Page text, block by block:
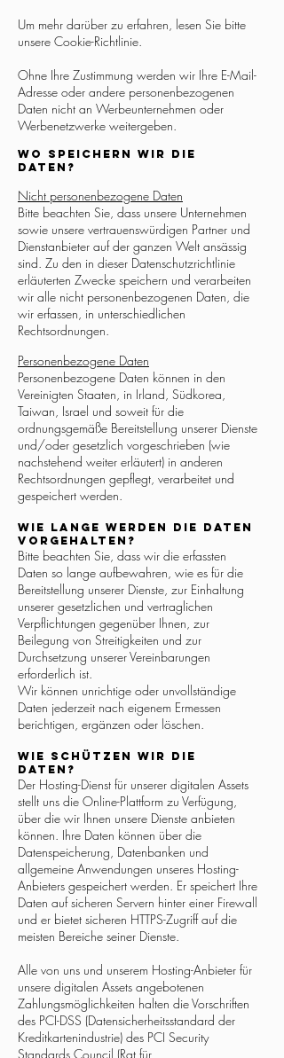
Um mehr darüber zu erfahren, lesen Sie bitte
unsere Cookie-Richtlinie.
Ohne Ihre Zustimmung werden wir Ihre E-Mail-
Adresse oder andere personenbezogenen
Daten nicht an Werbeunternehmen oder
Werbenetzwerke weitergeben.
Wo speichern wir die
Daten?
Nicht personenbezogene Daten
Bitte beachten Sie, dass unsere Unternehmen
sowie unsere vertrauenswürdigen Partner und
Dienstanbieter auf der ganzen Welt ansässig
sind. Zu den in dieser Datenschutzrichtlinie
erläuterten Zwecke speichern und verarbeiten
wir alle nicht personenbezogenen Daten, die
wir erfassen, in unterschiedlichen
Rechtsordnungen.
Personenbezogene Daten
Personenbezogene Daten können in den
Vereinigten Staaten, in Irland, Südkorea,
Taiwan, Israel und soweit für die
ordnungsgemäße Bereitstellung unserer Dienste
und/oder gesetzlich vorgeschrieben (wie
nachstehend weiter erläutert) in anderen
Rechtsordnungen gepflegt, verarbeitet und
gespeichert werden.
Wie lange werden die Daten
vorgehalten?
Bitte beachten Sie, dass wir die erfassten
Daten so lange aufbewahren, wie es für die
Bereitstellung unserer Dienste, zur Einhaltung
unserer gesetzlichen und vertraglichen
Verpflichtungen gegenüber Ihnen, zur
Beilegung von Streitigkeiten und zur
Durchsetzung unserer Vereinbarungen
erforderlich ist.
Wir können unrichtige oder unvollständige
Daten jederzeit nach eigenem Ermessen
berichtigen, ergänzen oder löschen.
Wie schützen wir die
Daten?
Der Hosting-Dienst für unserer digitalen Assets
stellt uns die Online-Plattform zu Verfügung,
über die wir Ihnen unsere Dienste anbieten
können. Ihre Daten können über die
Datenspeicherung, Datenbanken und
allgemeine Anwendungen unseres Hosting-
Anbieters gespeichert werden. Er speichert Ihre
Daten auf sicheren Servern hinter einer Firewall
und er bietet sicheren HTTPS-Zugriff auf die
meisten Bereiche seiner Dienste.
Alle von uns und unserem Hosting-Anbieter für
unsere digitalen Assets angebotenen
Zahlungsmöglichkeiten halten die Vorschriften
des PCI-DSS (Datensicherheitsstandard der
Kreditkartenindustrie) des PCI Security
Standards Council (Rat für